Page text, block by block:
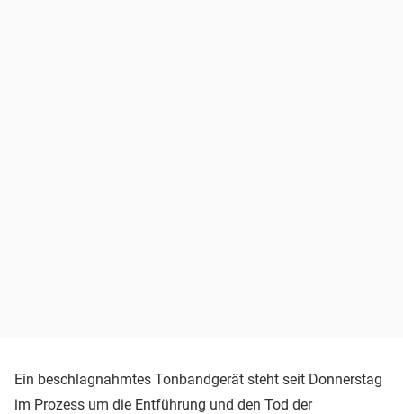
Ein beschlagnahmtes Tonbandgerät steht seit Donnerstag
im Prozess um die Entführung und den Tod der